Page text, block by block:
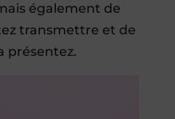
également de
transmettre et de
présentez.